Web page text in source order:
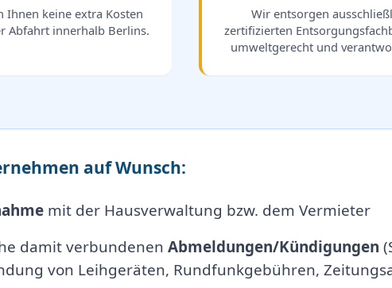
Ihnen keine extra Kosten
Abfahrt innerhalb Berlins.
Wir entsorgen
zertifizierten
umweltgerecht und
auf Wunsch:
mit der Hausverwaltung bzw. dem Vermieter
damit verbundenenAbmeldungen/Kündigungen
von Leihgeräten, Rundfunkgebühren,